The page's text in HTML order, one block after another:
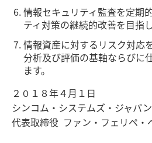
情報セキュリティ監査を定期
ティ対策の継続的改善を目指し
情報資産に対するリスク対応
分析及び評価の基軸ならびに
ます。
２０１８年４月１日
シンコム・システムズ・ジャパ
代表取締役 ファン・フェリペ・